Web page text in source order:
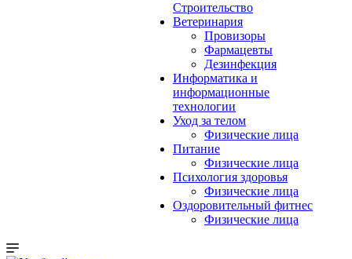
Строительство
Ветеринария
Провизоры
Фармацевты
Дезинфекция
Информатика и
информационные
технологии
Уход за телом
Физические лица
Питание
Физические лица
Психология здоровья
Физические лица
Оздоровительный фитнес
Физические лица